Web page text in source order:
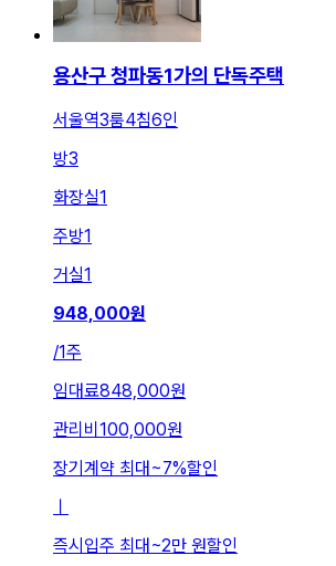
용산구 청파동1가의 단독주택
서울역3룸4침6인
방3
화장실1
주방1
거실1
948,000원
/1주
임대료848,000원
관리비 100,000원
장기계약 최대~7%할인
ㅣ
즉시입주 최대~2만 원할인